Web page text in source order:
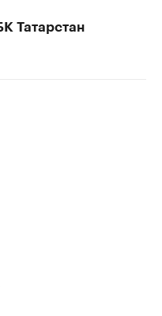
Татарстан